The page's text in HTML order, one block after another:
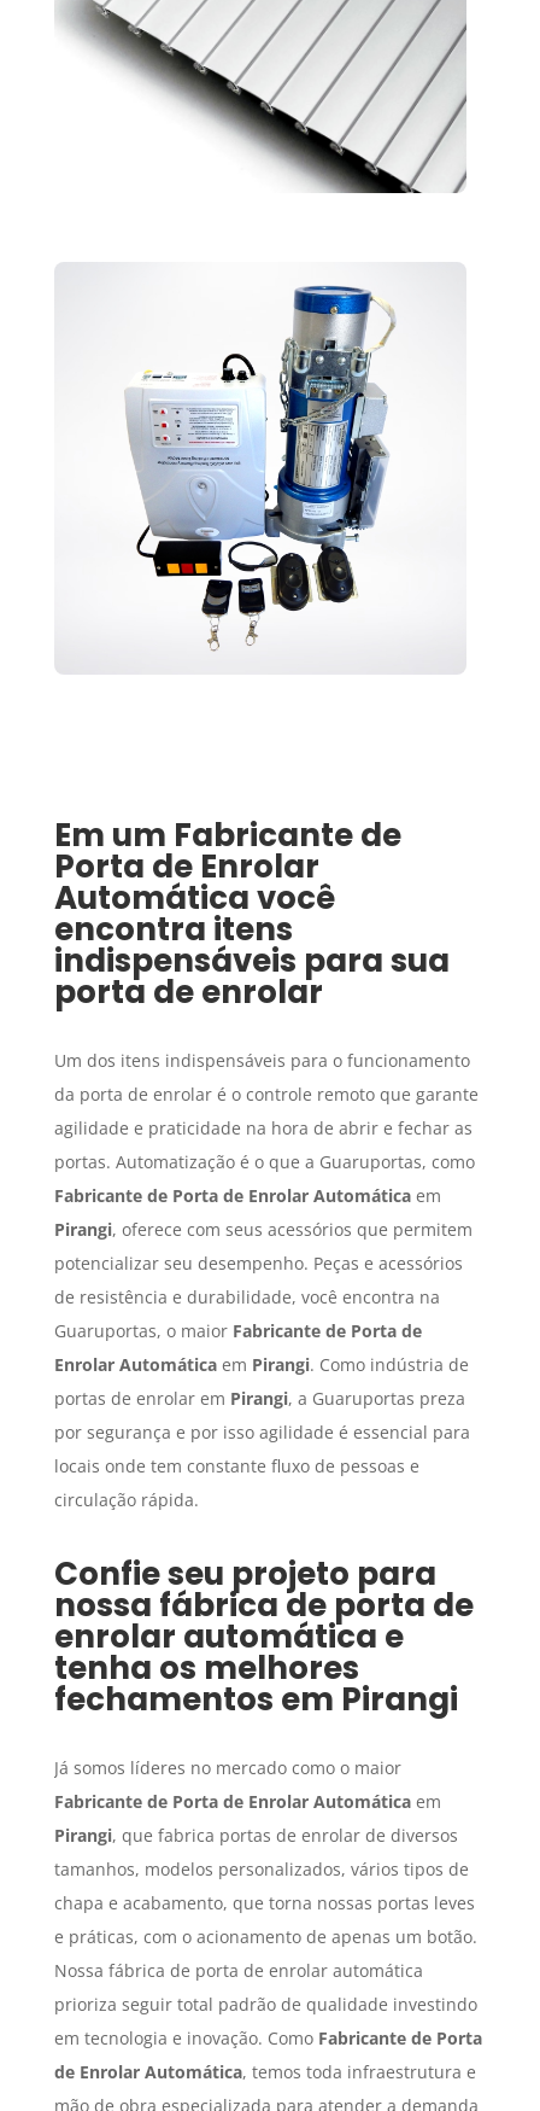
Em um Fabricante de
Porta de Enrolar
Automáticavocê
encontra itens
indispensáveis para sua
porta de enrolar
Um dos itens indispensáveis para o funcionamento
da porta de enrolar é o controle remoto que garante
agilidade e praticidade na hora de abrir e fechar as
portas. Automatização é o que a Guaruportas, como
Fabricante de Porta de Enrolar Automáticaem
Pirangi, oferece com seus acessórios que permitem
potencializar seu desempenho. Peças e acessórios
de resistência e durabilidade, você encontra na
Guaruportas, o maior Fabricante de Porta de
Enrolar Automáticaem Pirangi. Como indústria de
portas de enrolar em Pirangi, a Guaruportas preza
por segurança e por isso agilidade é essencial para
locais onde tem constante fluxo de pessoas e
circulação rápida.
Confie seu projeto para
nossa fábrica de porta de
enrolar automática e
tenha os melhores
fechamentos em Pirangi
Já somos líderes no mercado como o maior
Fabricante de Porta de Enrolar Automáticaem
Pirangi, que fabrica portas de enrolar de diversos
tamanhos, modelos personalizados, vários tipos de
chapa e acabamento, que torna nossas portas leves
e práticas, com o acionamento de apenas um botão.
Nossa fábrica de porta de enrolar automática
prioriza seguir total padrão de qualidade investindo
em tecnologia e inovação. Como Fabricante de Porta
de Enrolar Automática, temos toda infraestrutura e
mão de obra especializada para atender a demanda